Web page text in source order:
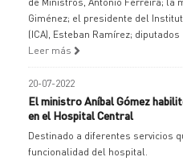
Giménez; el presidente del
(ICA), Esteban Ramírez; diputados
Leer más
20-07-2022
El ministro Aníbal Gómez
en el Hospital Central
Destinado a diferentes servicios
funcionalidad del hospital.